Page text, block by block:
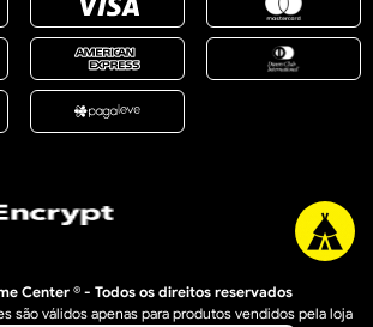
Center ® - Todos os direitos reservados
são válidos apenas para produtos vendidos pela loja